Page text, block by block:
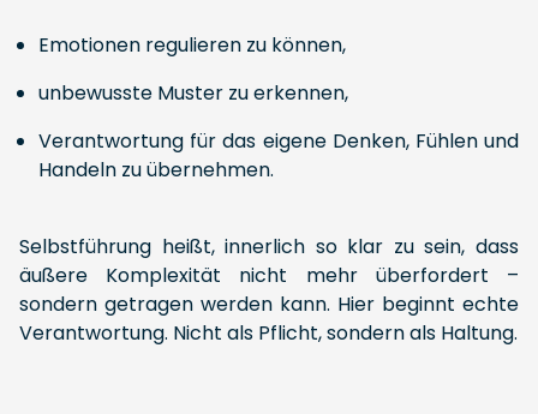
Emotionen regulieren zu können,
unbewusste Muster zu erkennen,
Verantwortung für das eigene Denken, Fühlen und
Handeln zu übernehmen.
Selbstführung heißt, innerlich so klar zu sein, dass
äußere Komplexität nicht mehr überfordert –
sondern getragen werden kann. Hier beginnt echte
Verantwortung. Nicht als Pflicht, sondern als Haltung.